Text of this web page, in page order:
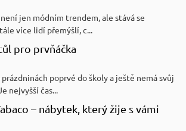
jen módním trendem, ale stává se
více lidí přemýšlí, c...
pro prvňáčka
poprvé do školy a ještě nemá svůj
nejvyšší čas...
– nábytek, který žije s vámi